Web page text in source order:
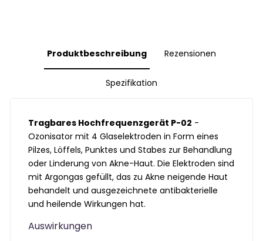
Produktbeschreibung Rezensionen
Spezifikation
Tragbares Hochfrequenzgerät P-02 -
Ozonisator mit 4 Glaselektroden in Form eines
Pilzes, Löffels, Punktes und Stabes zur Behandlung
oder Linderung von Akne-Haut. Die Elektroden sind
mit Argongas gefüllt, das zu Akne neigende Haut
behandelt und ausgezeichnete antibakterielle
und heilende Wirkungen hat.
Auswirkungen